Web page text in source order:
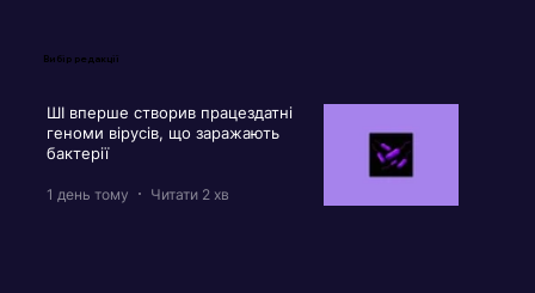
Вибір редакції
ШІ вперше створив працездатні
геноми вірусів, що заражають
бактерії
1 день тому Читати 2 хв